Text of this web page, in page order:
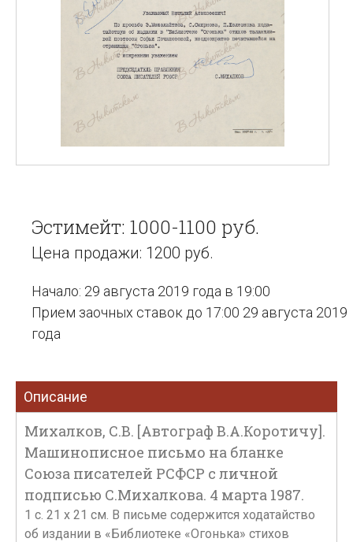
Эстимейт: 1000-1100 руб.
Цена продажи: 1200 руб.
Начало: 29 августа 2019 года в 19:00
Прием заочных ставок до 17:00 29 августа 2019
года
Описание
Михалков, С.В. [Автограф В.А.Коротичу].
Машинописное письмо на бланке
Союза писателей РСФСР с личной
подписью С.Михалкова. 4 марта 1987.
1 с. 21 х 21 см. В письме содержится ходатайство
об издании в «Библиотеке «Огонька» стихов